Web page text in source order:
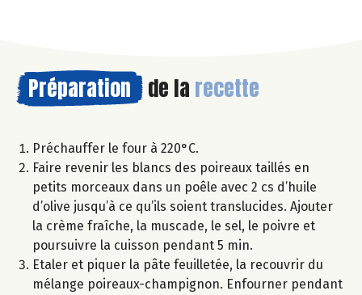
Préparation de la recette
Préchauffer le four à 220°C.
Faire revenir les blancs des poireaux taillés en
petits morceaux dans un poêle avec 2 cs d’huile
d’olive jusqu’à ce qu’ils soient translucides. Ajouter
la crème fraîche, la muscade, le sel, le poivre et
poursuivre la cuisson pendant 5 min.
Etaler et piquer la pâte feuilletée, la recouvrir du
mélange poireaux-champignon. Enfourner pendant